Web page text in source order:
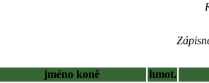
jméno koně
hmot.